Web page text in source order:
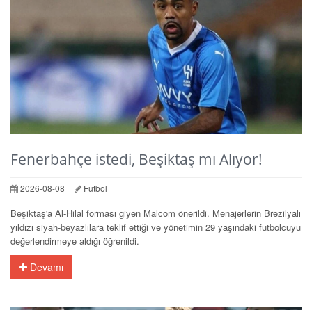
Fenerbahçe istedi, Beşiktaş mı Alıyor!
2026-08-08 Futbol
Beşiktaş'a Al-Hilal forması giyen Malcom önerildi. Menajerlerin Brezilyalı
yıldızı siyah-beyazlılara teklif ettiği ve yönetimin 29 yaşındaki futbolcuyu
değerlendirmeye aldığı öğrenildi.
Devamı